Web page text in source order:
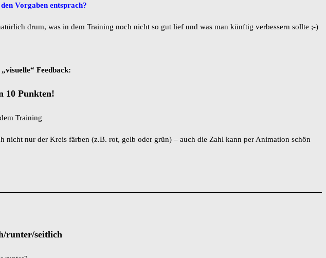
Vorgaben entsprach?
drum, was in dem Training noch nicht so gut lief und was man künftig verbessern sollte ;-)
Feedback:
10 Punkten!
nur der Kreis färben (z.B. rot, gelb oder grün) – auch die Zahl kann per Animation schön
runter/seitlich